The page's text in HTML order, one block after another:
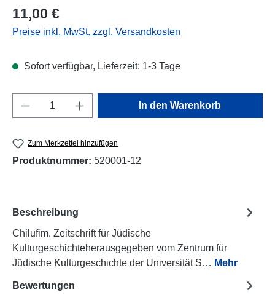
Regulärer Preis:
11,00 €
Preise inkl. MwSt. zzgl. Versandkosten
Sofort verfügbar, Lieferzeit: 1-3 Tage
Produkt Anzahl: Gib den gewünschten
In den Warenkorb
Zum Merkzettel hinzufügen
Produktnummer: 520001-12
Beschreibung
Chilufim. Zeitschrift für Jüdische
Kulturgeschichteherausgegeben vom Zentrum für
Jüdische Kulturgeschichte der Universität S… Mehr
Bewertungen